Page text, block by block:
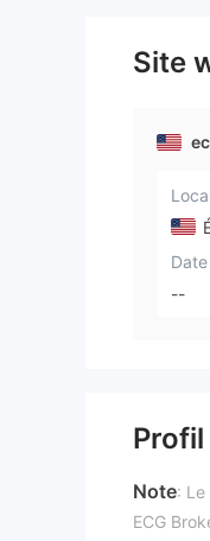
Site
--
Note:
ECG